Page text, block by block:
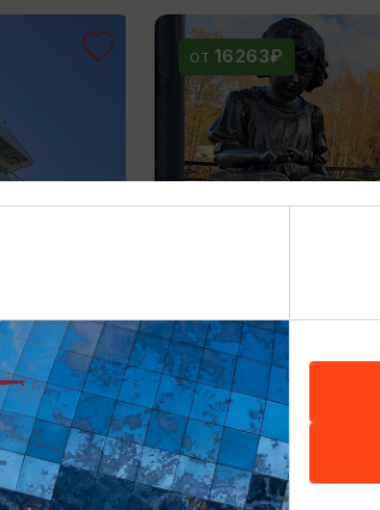
8 ЧАСОВ
ОТ 16263₽
10:00